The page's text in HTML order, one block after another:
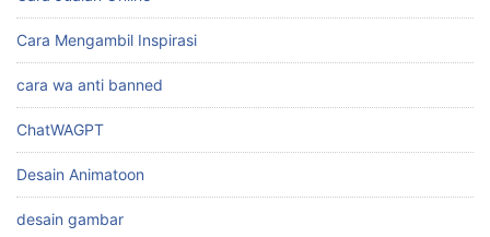
Cara Mengambil Inspirasi
cara wa anti banned
ChatWAGPT
Desain Animatoon
desain gambar